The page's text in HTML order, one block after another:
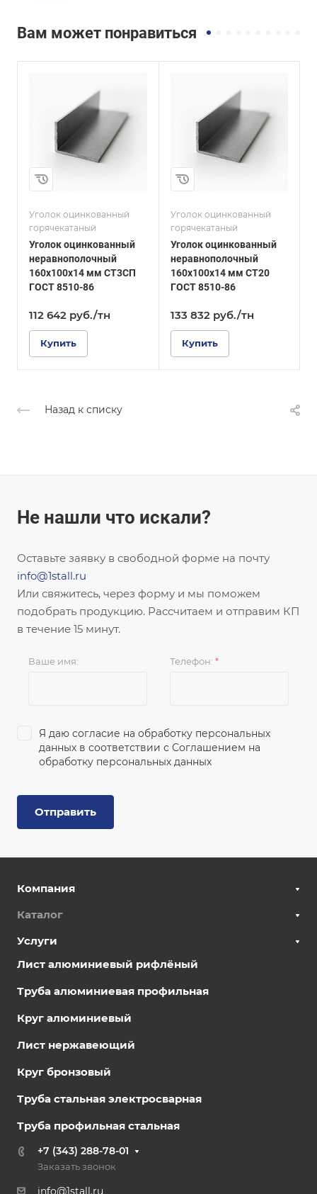
Вам может понравиться
Уголок оцинкованный
горячекатаный
Уголок оцинкованный
неравнополочный
160х100х14 мм СТ3СП
ГОСТ 8510-86
112 642 руб./тн
Купить
Неравнополочны
й
Высота, мм
100
Ст20
ГОСТ, ТУ
ГОСТ 8510-86
Покрытие
Оцинкованное
Уголок оцинкованный
горячекатаный
Уголок оцинкованный
неравнополочный
160х100х14 мм СТ20
ГОСТ 8510-86
133 832 руб./тн
Купить
Равнополочный
Высота, мм
36
Толщина, мм
ГОСТ, ТУ
ГОСТ 19771-93
Покрытие
Оцинкованное
Назад к списку
Не нашли что искали?
Оставьте заявку в свободной форме на почту
info@1stall.ru
Или свяжитесь, через форму и мы поможем
подобрать продукцию. Рассчитаем и отправим КП
в течение 15 минут.
Ваше имя: Телефон: *
Я даю согласие на обработку персональных
данных в соответствии с Соглашением на
обработку персональных данных
Отправить
Компания
Каталог
Услуги
Лист алюминиевый рифлёный
Труба алюминиевая профильная
Круг алюминиевый
Лист нержавеющий
Круг бронзовый
Труба стальная электросварная
Труба профильная стальная
+7 (343) 288-78-01
Заказать звонок
info@1stall.ru